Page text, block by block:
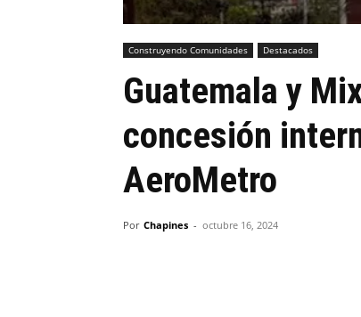
Construyendo Comunidades Destacados
Guatemala y
concesión
AeroMetro
Por Chapines - octubre 16, 2024